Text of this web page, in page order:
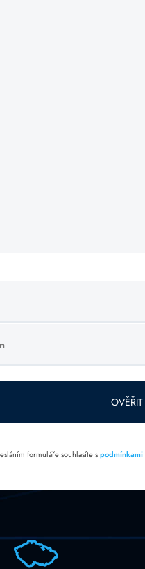
OVĚŘIT
formuláře souhlasíte spodmínkami